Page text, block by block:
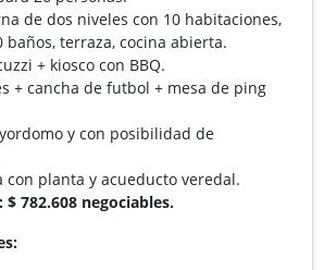
de dos niveles con 10 habitaciones,
baños, terraza, cocina abierta.
+ kiosco con BBQ.
+ cancha de futbol + mesa de ping
y con posibilidad de
con planta y acueducto veredal.
$ 782.608 negociables.